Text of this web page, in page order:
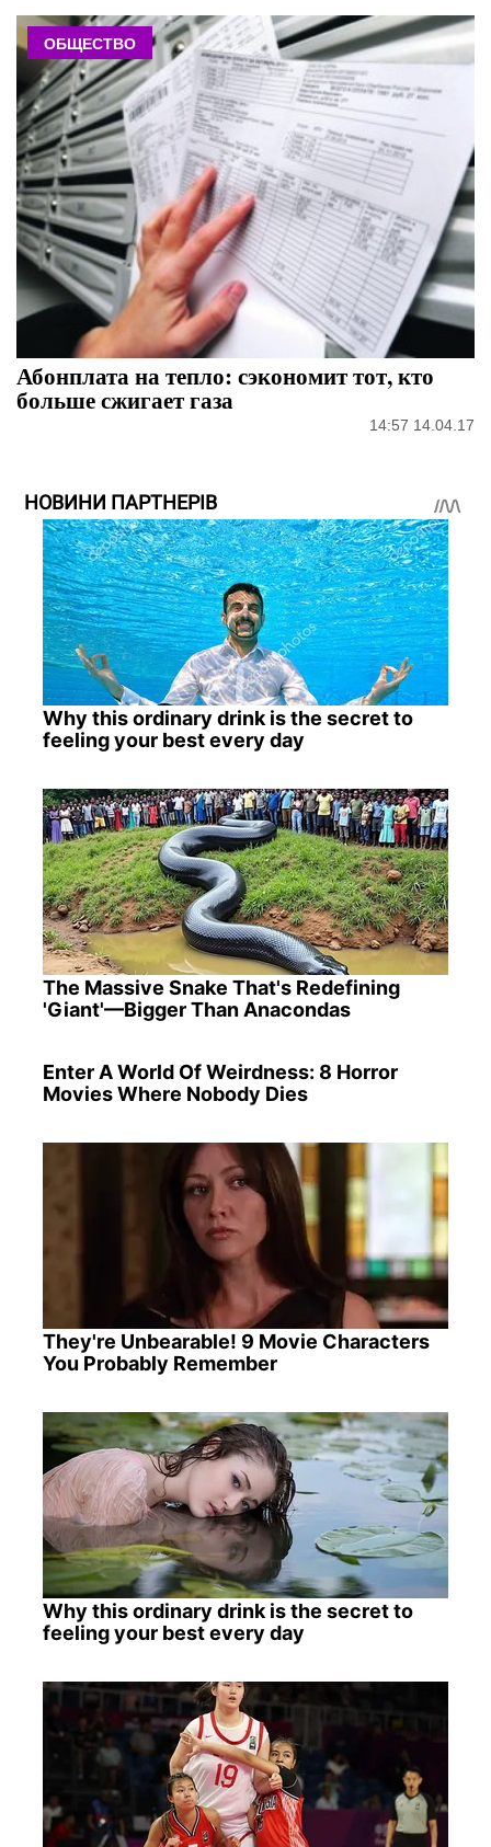
ОБЩЕСТВО
Абонплата на тепло: сэкономит тот, кто
больше сжигает газа
14:57 14.04.17
НОВИНИ ПАРТНЕРІВ
Why this ordinary drink is the secret to
feeling your best every day
The Massive Snake That's Redefining
'Giant'—Bigger Than Anacondas
Enter A World Of Weirdness: 8 Horror
Movies Where Nobody Dies
They're Unbearable! 9 Movie Characters
You Probably Remember
Why this ordinary drink is the secret to
feeling your best every day